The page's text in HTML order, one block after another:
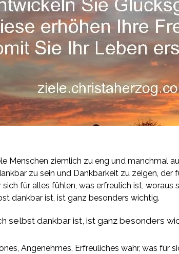
Menschen ziemlich zu eng und manchmal
zu sein und Dankbarkeit zu zeigen, der
für alles fühlen, was erfreulich ist, woraus
dankbar ist, ist ganz besonders wichtig.
selbst dankbar ist, ist ganz besonders
Angenehmes, Erfreuliches wahr, was für